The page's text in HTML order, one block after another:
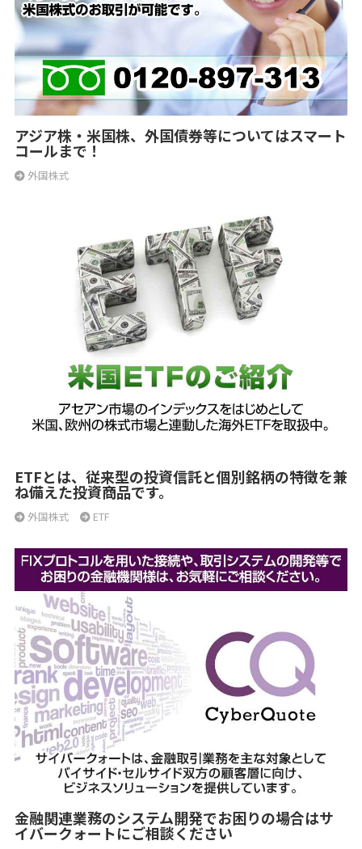
アジア株・米国株、外国債券等についてはスマート
コールまで！
外国株式
ETFとは、従来型の投資信託と個別銘柄の特徴を兼
ね備えた投資商品です。
外国株式 ETF
金融関連業務のシステム開発でお困りの場合はサ
イバークォートにご相談ください